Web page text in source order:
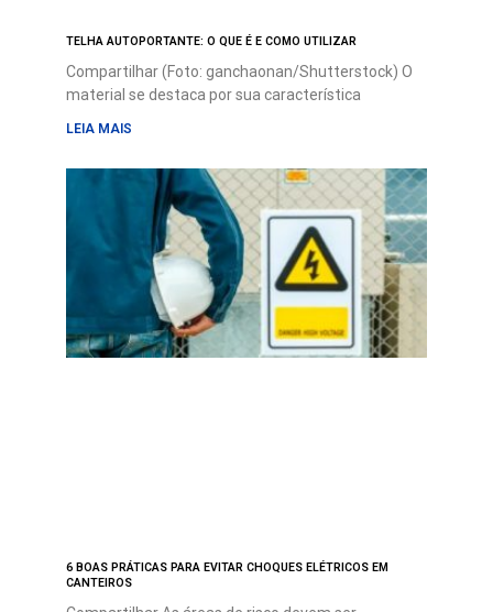
TELHA AUTOPORTANTE: O QUE É E COMO UTILIZAR
Compartilhar (Foto: ganchaonan/Shutterstock) O
material se destaca por sua característica
LEIA MAIS
6 BOAS PRÁTICAS PARA EVITAR CHOQUES ELÉTRICOS EM
CANTEIROS